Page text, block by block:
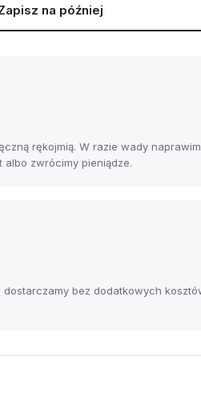
na później
rękojmią. W razie wady
albo zwrócimy pieniądze.
dostarczamy bez dodatkowych